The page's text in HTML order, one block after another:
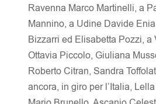
Ravenna Marco Martinelli, a
Mannino, a Udine Davide
Bizzarri ed Elisabetta Pozzi, a
Ottavia Piccolo, Giuliana
Roberto Citran, Sandra
ancora, in giro per l’Italia,